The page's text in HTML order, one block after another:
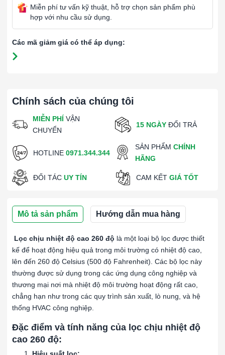
Chính sách của chúng tôi
MIỄN PHÍ VẬN
CHUYỂN
15 NGÀY ĐỔI TRẢ
HOTLINE 0971.344.344
SẢN PHẨMCHÍNH
HÃNG
ĐỐI TÁC UY TÍN CAM KẾT GIÁ TỐT
Mô tả sản phẩm Hướng dẫn mua hàng
Lọc chịu nhiệt độ cao 260 độ là một loại bộ lọc được thiết
kế để hoạt động hiệu quả trong môi trường có nhiệt độ cao,
lên đến 260 độ Celsius (500 độ Fahrenheit). Các bộ lọc này
thường được sử dụng trong các ứng dụng công nghiệp và
thương mại nơi mà nhiệt độ môi trường hoạt động rất cao,
chẳng hạn như trong các quy trình sản xuất, lò nung, và hệ
thống HVAC công nghiệp.
Đặc điểm và tính năng của lọc chịu nhiệt độ
cao 260 độ:
Miễn phí tư vấn kỹ thuật, hỗ trợ chọn sản phẩm phù
hợp với nhu cầu sử dụng.
Các mã giảm giá có thể áp dụng: